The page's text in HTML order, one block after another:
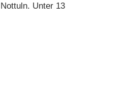
Unter 13